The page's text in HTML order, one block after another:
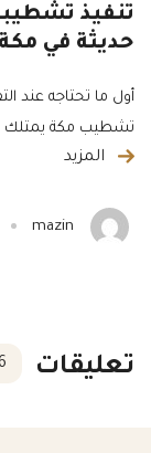
تنفيذ
حديثة في مكة
أول ما تحتاجه عند
تشطيب مكة يمتلك
المزيد
mazin
تعليقات